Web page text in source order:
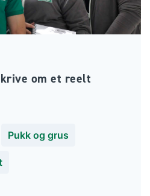
om et reelt
Pukk og grus